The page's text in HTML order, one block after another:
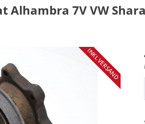
7V VW
INKL VERSAND